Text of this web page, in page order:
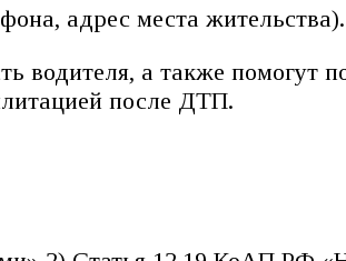
адрес места жительства).
водителя, а также помогут
после ДТП.